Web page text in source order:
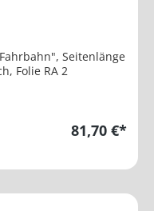
Seitenlänge
Folie RA 2
81,70 €*